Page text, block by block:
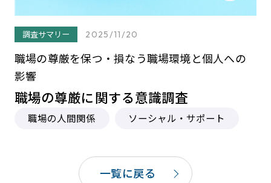
調査サマリー 2025/11/20
職場の尊厳を保つ・損なう職場環境と個人への
影響
職場の尊厳に関する意識調査
職場の人間関係 ソーシャル・サポート
一覧に戻る